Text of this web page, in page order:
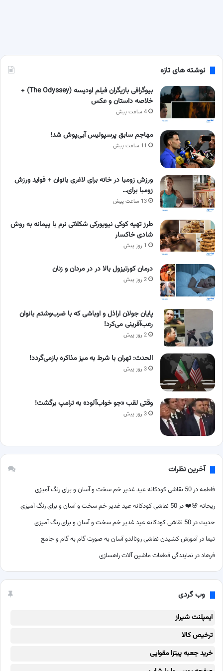
نوشته های تازه
بیوگرافی بازیگران فیلم اودیسه (The Odyssey) +
خلاصه داستان و عکس
4 ساعت پیش
مهاجم سابق پرسپولیس آبی‌پوش شد!
11 ساعت پیش
ورزش زومبا در خانه برای لاغری بانوان + فواید ورزش
زومبا برای…
13 ساعت پیش
طرز تهیه کوکی نیویورکی شکلاتی نرم با پیمانه به روش
شادی خاکسار
1 روز پیش
درمان کورتیزول بالا در در مردان و زنان
2 روز پیش
پایان جولان اراذل و اوباشی که با ضرب‌وشتم بانوان
رعب‌آفرینی می‌کرد!
2 روز پیش
الحدث: تهران با شرط به میز مذاکره بازمی‌گردد!
3 روز پیش
وقتی لقب «جو خواب‌آلود» به ترامپ برگشت!
3 روز پیش
آخرین نظرات
فاطمهدر50 نقاشی کودکانه عید غدیر خم سخت و آسان و برای رنگ آمیزی
ریحانه 🌸❤️در50 نقاشی کودکانه عید غدیر خم سخت و آسان و برای رنگ آمیزی
حدیثدر50 نقاشی کودکانه عید غدیر خم سخت و آسان و برای رنگ آمیزی
نیما درآموزش کشیدن نقاشی رونالدو آسان به صورت گام به گام و جامع
فرهاددر نمایندگی قطعات ماشین آلات راهسازی
وب گردی
ایمپلنت شیراز
ترخیص کالا
خرید جعبه پیتزا مقوایی